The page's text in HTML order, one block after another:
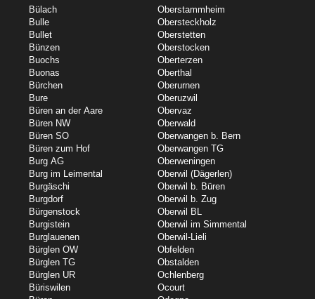
Bülach
Bulle
Bullet
Bünzen
Buochs
Buonas
Bürchen
Bure
Büren an der Aare
Büren NW
Büren SO
Büren zum Hof
Burg AG
Burg im Leimental
Burgäschi
Burgdorf
Bürgenstock
Burgistein
Burglauenen
Bürglen OW
Bürglen TG
Bürglen UR
Büriswilen
Oberstammheim
Obersteckholz
Oberstetten
Oberstocken
Oberterzen
Oberthal
Oberurnen
Oberuzwil
Obervaz
Oberwald
Oberwangen b. Bern
Oberwangen TG
Oberweningen
Oberwil (Dägerlen)
Oberwil b. Büren
Oberwil b. Zug
Oberwil BL
Oberwil im Simmental
Oberwil-Lieli
Obfelden
Obstalden
Ochlenberg
Ocourt